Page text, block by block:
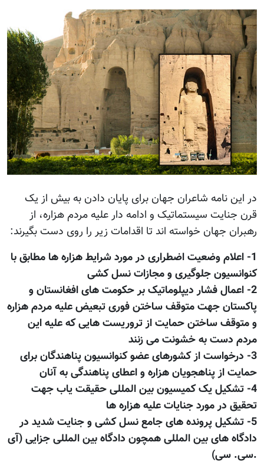
در این نامه شاعران جهان برای پایان دادن به بیش از یک
قرن جنایت سیستماتیک و ادامه دار علیه مردم هزاره، از
رهبران جهان خواسته اند تا اقدامات زیر را روی دست بگیرند:
1- اعلام وضعیت اضطراری در مورد شرایط هزاره ها مطابق با
کنوانسیون جلوگیری و مجازات نسل کشی
2- اعمال فشار دیپلوماتیک بر حکومت های افغانستان و
پاکستان جهت متوقف ساختن فوری تبعیض علیه مردم هزاره
و متوقف ساختن حمایت از تروریست هایی که علیه این
مردم دست به خشونت می زنند
3- درخواست از کشورهای عضو کنوانسیون پناهندگان برای
حمایت از پناهجویان هزاره و اعطای پناهندگی به آنان
4- تشکیل یک کمیسیون بین المللی حقیقت یاب جهت
تحقیق در مورد جنایات علیه هزاره ها
5- تشکیل پرونده های جامع نسل کشی و جنایت شدید در
دادگاه های بین المللی همچون دادگاه بین المللی جزایی (آی
.سی. سی)